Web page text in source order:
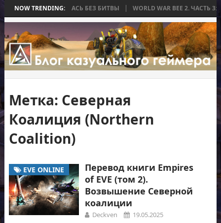
NOW TRENDING:
КОТОРАЯ ЗАКОНЧИЛАСЬ БЕЗ БИТВЫ WORLD WAR BEE 2. ЧАСТЬ
Метка: Северная
Коалиция (Northern
Coalition)
EVE ONLINE
Перевод книги Empires
of EVE (том 2).
Возвышение Северной
коалиции
Deckven 19.05.2025